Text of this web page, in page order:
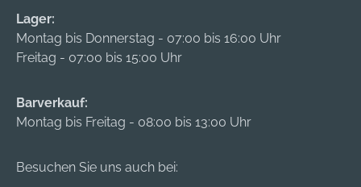
benutzerfreundliches
Design Bestehend
aus: Maskenkörper
ohne Filter
Zulassung/Norm:
Klasse 2 Hinweis:
Lager:
Montag bis Donnerstag - 07:00 bis 16:00 Uhr
Freitag - 07:00 bis 15:00 Uhr
Barverkauf:
Montag bis Freitag - 08:00 bis 13:00 Uhr
Besuchen Sie uns auch bei: